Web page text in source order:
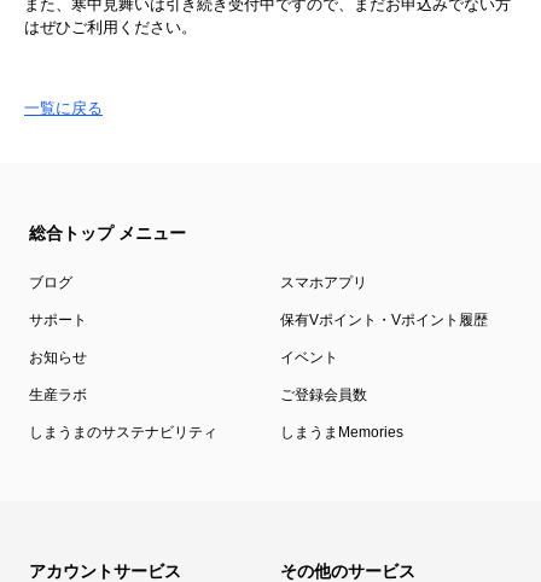
また、寒中見舞いは引き続き受付中ですので、まだお申込みでない方
はぜひご利用ください。
一覧に戻る
総合トップ メニュー
ブログ スマホアプリ
サポート 保有Vポイント・Vポイント履歴
お知らせ イベント
生産ラボ ご登録会員数
しまうまのサステナビリティ しまうまMemories
アカウントサービス その他のサービス